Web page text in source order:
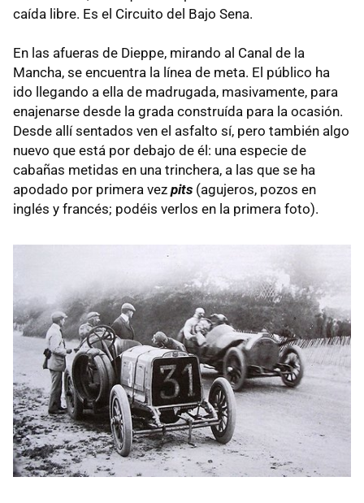
caída libre. Es el Circuito del Bajo Sena.
En las afueras de Dieppe, mirando al Canal de la
Mancha, se encuentra la línea de meta. El público ha
ido llegando a ella de madrugada, masivamente, para
enajenarse desde la grada construída para la ocasión.
Desde allí sentados ven el asfalto sí, pero también algo
nuevo que está por debajo de él: una especie de
cabañas metidas en una trinchera, a las que se ha
apodado por primera vez pits (agujeros, pozos en
inglés y francés; podéis verlos en la primera foto).